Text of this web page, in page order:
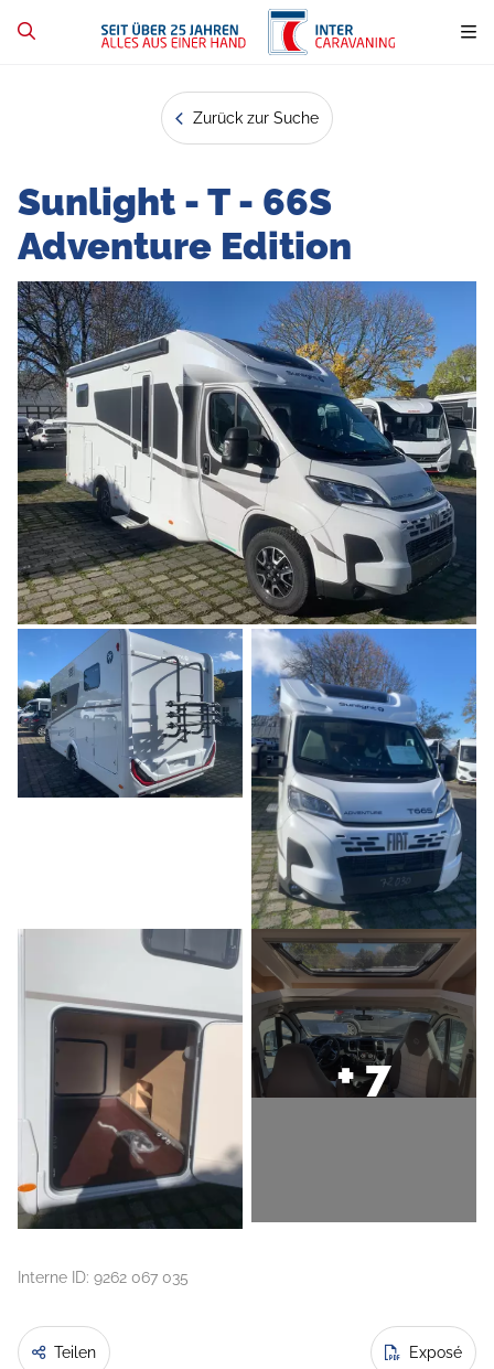
Zurück zur Suche
Sunlight - T - 66S
Adventure Edition
+ 7
Interne ID: 9262 067 035
Teilen Exposé